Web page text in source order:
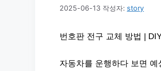
2025-06-13 작성자: story
번호판 전구 교체 방법 |
자동차를 운행하다 보면